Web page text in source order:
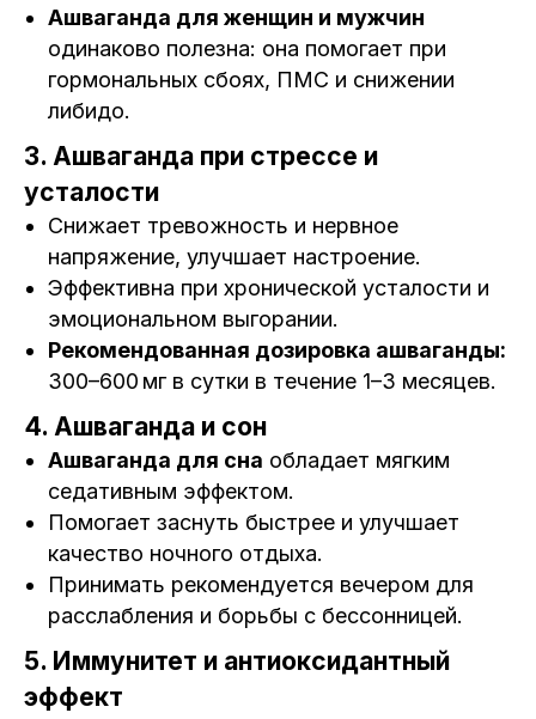
Ашваганда для женщин и мужчин
одинаково полезна: она помогает при
гормональных сбоях, ПМС и снижении
либидо.
3. Ашваганда при стрессе и
усталости
Снижает тревожность и нервное
напряжение, улучшает настроение.
Эффективна при хронической усталости и
эмоциональном выгорании.
Рекомендованная дозировка ашваганды:
300–600 мг в сутки в течение 1–3 месяцев.
4. Ашваганда и сон
Ашваганда для сна обладает мягким
седативным эффектом.
Помогает заснуть быстрее и улучшает
качество ночного отдыха.
Принимать рекомендуется вечером для
расслабления и борьбы с бессонницей.
5. Иммунитет и антиоксидантный
эффект